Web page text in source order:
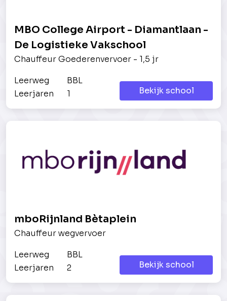
MBO College Airport - Diamantlaan -
De Logistieke Vakschool
Chauffeur Goederenvervoer - 1,5 jr
Leerweg
BBL
Leerjaren
1 Bekijk school
mboRijnland Bètaplein
Chauffeur wegvervoer
Leerweg
BBL
Leerjaren
2 Bekijk school